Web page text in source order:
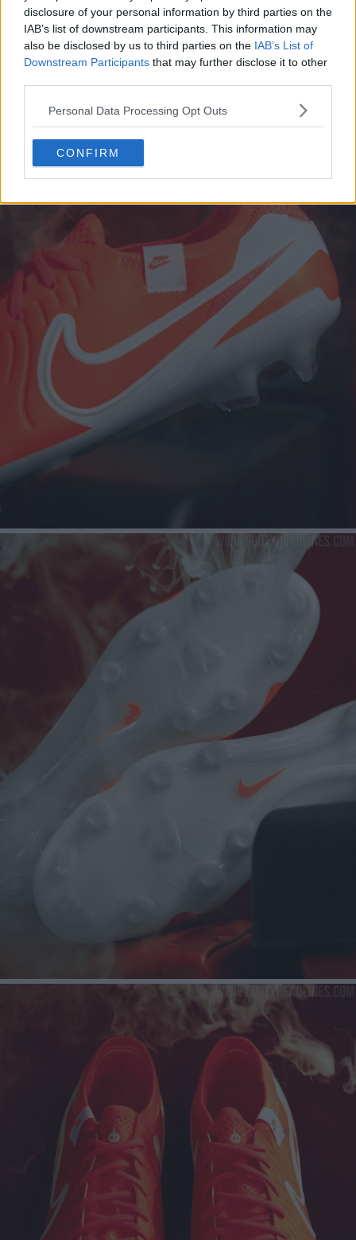
disclosure of your personal information by third parties on the
IAB’s list of downstream participants. This information may
also be disclosed by us to third parties on the IAB’s List of
Downstream Participants that may further disclose it to other
Personal Data Processing Opt Outs
CONFIRM